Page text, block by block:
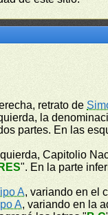
retrato de
la
partes. En las
Capitolio
". En la parte
A, variando en el
A, variando en la